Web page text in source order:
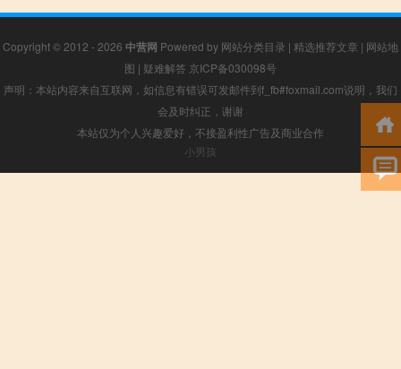
Copyright © 2012 - 2026 中营网 Powered by 网站分类目录 | 精选推荐文章 | 网站地
图 | 疑难解答 京ICP备030098号
声明：本站内容来自互联网，如信息有错误可发邮件到f_fb#foxmail.com说明，我们
会及时纠正，谢谢
本站仅为个人兴趣爱好，不接盈利性广告及商业合作
小男孩